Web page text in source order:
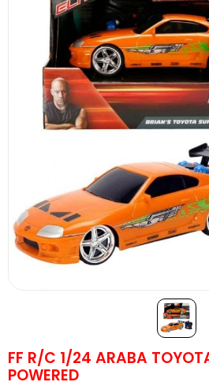
FF R/C 1/24 ARABA
POWERED